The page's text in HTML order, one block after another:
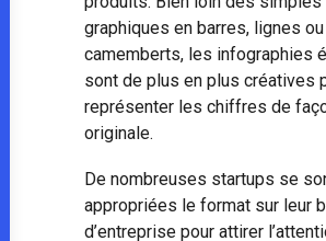
graphiques en barres, lignes ou
camemberts, les infographies
sont de plus en plus créatives
représenter les chiffres de
originale.
De nombreuses startups se
appropriées le format sur leur
d’entreprise pour attirer